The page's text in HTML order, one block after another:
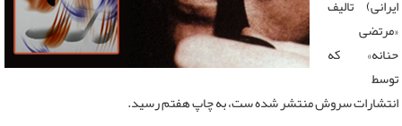
ایرانی) تالیف
«مرتضی
حنانه» که
توسط
انتشارات سروش منتشر شده ست، به چاپ هفتم رسید.